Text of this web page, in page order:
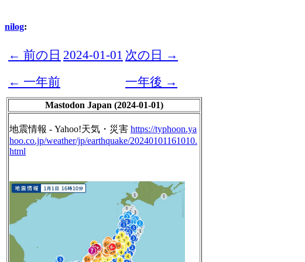
nilog:
← 前の日 2024-01-01 次の日 →
← 一年前
一年後 →
Mastodon Japan (2024-01-01)
地震情報 - Yahoo!天気・災害 https://typhoon.ya
hoo.co.jp/weather/jp/earthquake/20240101161010.
html